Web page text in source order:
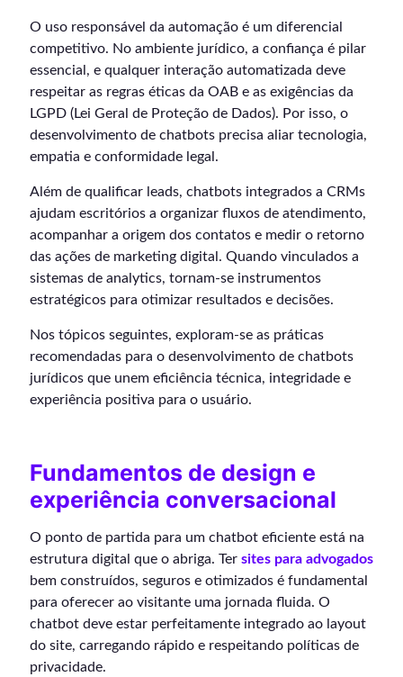
O uso responsável da automação é um diferencial
competitivo. No ambiente jurídico, a confiança é pilar
essencial, e qualquer interação automatizada deve
respeitar as regras éticas da OAB e as exigências da
LGPD (Lei Geral de Proteção de Dados). Por isso, o
desenvolvimento de chatbots precisa aliar tecnologia,
empatia e conformidade legal.
Além de qualificar leads, chatbots integrados a CRMs
ajudam escritórios a organizar fluxos de atendimento,
acompanhar a origem dos contatos e medir o retorno
das ações de marketing digital. Quando vinculados a
sistemas de analytics, tornam-se instrumentos
estratégicos para otimizar resultados e decisões.
Nos tópicos seguintes, exploram-se as práticas
recomendadas para o desenvolvimento de chatbots
jurídicos que unem eficiência técnica, integridade e
experiência positiva para o usuário.
Fundamentos de design e
experiência conversacional
O ponto de partida para um chatbot eficiente está na
estrutura digital que o abriga. Ter sites para advogados
bem construídos, seguros e otimizados é fundamental
para oferecer ao visitante uma jornada fluida. O
chatbot deve estar perfeitamente integrado ao layout
do site, carregando rápido e respeitando políticas de
privacidade.